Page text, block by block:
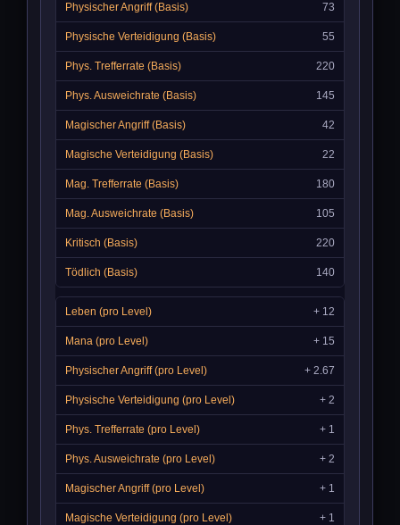
73
55
220
145
42
22
180
105
220
140
+ 12
+ 15
+ 2.67
+ 2
+ 1
+ 2
+ 1
+ 1